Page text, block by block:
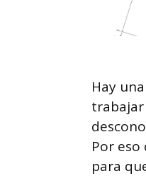
Hay
trabajar
Por
para